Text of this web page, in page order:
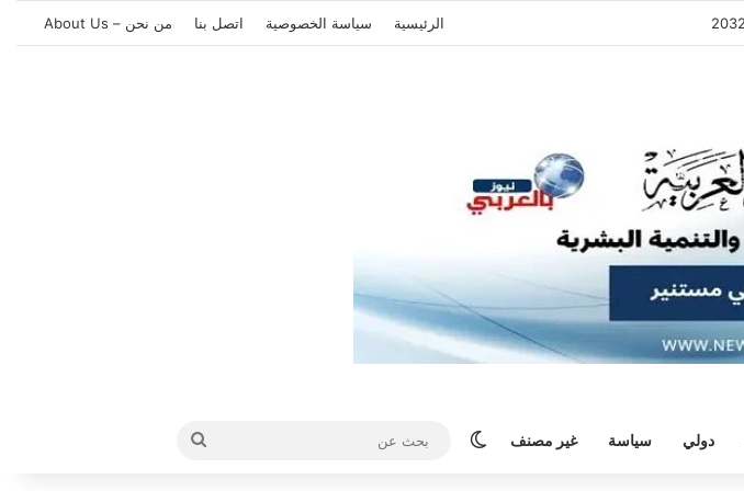
الرئيسية سياسة الخصوصية اتصل بنا من نحن – About Us
دولي سياسة غير مصنف الوضع المظلم
بحث